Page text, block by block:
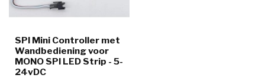
SPI Mini Controller met
Wandbediening voor
MONO SPI LED Strip - 5-
24vDC